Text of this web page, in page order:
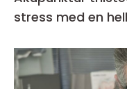
stress med en